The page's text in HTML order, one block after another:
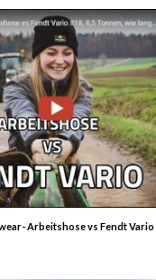
Arbeitshose vs Fendt Vario